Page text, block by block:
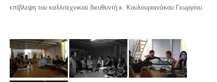
επίβλεψη του καλλιτεχνικού διευθυντή κ. Κουλουριανάκου Γεωργίου.